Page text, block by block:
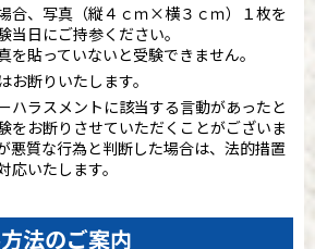
合、写真（縦４ｃｍ×横３ｃｍ）１枚を
当日にご持参ください。
を貼っていないと受験できません。
お断りいたします。
ハラスメントに該当する言動があったと
をお断りさせていただくことがございま
悪質な行為と判断した場合は、法的措置
応いたします。
法のご案内